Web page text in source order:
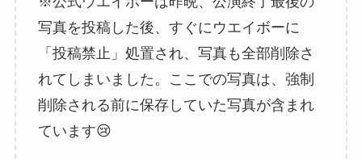
写真を投稿した後、すぐにウエイボーに
「投稿禁止」処置され、写真も全部削除さ
れてしまいました。ここでの写真は、強制
削除される前に保存していた写真が含まれ
ています😢